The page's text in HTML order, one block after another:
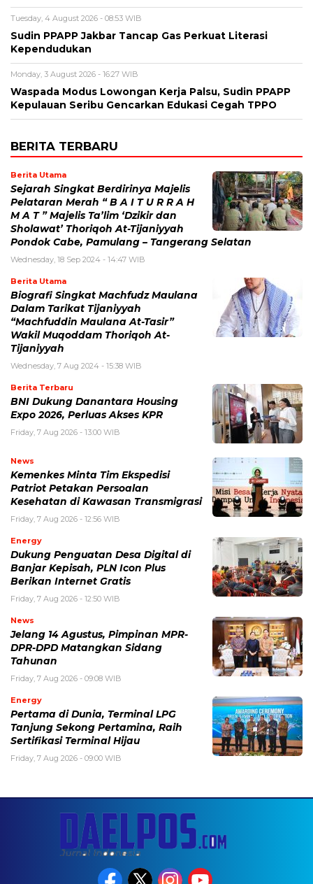
Tuesday, 4 August 2026 - 08:53 WIB
Sudin PPAPP Jakbar Tancap Gas Perkuat Literasi
Kependudukan
Monday, 3 August 2026 - 16:27 WIB
Waspada Modus Lowongan Kerja Palsu, Sudin PPAPP
Kepulauan Seribu Gencarkan Edukasi Cegah TPPO
BERITA TERBARU
Berita Utama
Sejarah Singkat Berdirinya Majelis
Pelataran Merah “ B A I T U R R A H
M A T ” Majelis Ta’lim ‘Dzikir dan
Sholawat’ Thoriqoh At-Tijaniyyah
Pondok Cabe, Pamulang – Tangerang Selatan
Wednesday, 18 Sep 2024 - 14:47 WIB
Berita Utama
Biografi Singkat Machfudz Maulana
Dalam Tarikat Tijaniyyah
“Machfuddin Maulana At-Tasir”
Wakil Muqoddam Thoriqoh At-
Tijaniyyah
Wednesday, 7 Aug 2024 - 15:38 WIB
Berita Terbaru
BNI Dukung Danantara Housing
Expo 2026, Perluas Akses KPR
Friday, 7 Aug 2026 - 13:00 WIB
News
Kemenkes Minta Tim Ekspedisi
Patriot Petakan Persoalan
Kesehatan di Kawasan Transmigrasi
Friday, 7 Aug 2026 - 12:56 WIB
Energy
Dukung Penguatan Desa Digital di
Banjar Kepisah, PLN Icon Plus
Berikan Internet Gratis
Friday, 7 Aug 2026 - 12:50 WIB
News
Jelang 14 Agustus, Pimpinan MPR-
DPR-DPD Matangkan Sidang
Tahunan
Friday, 7 Aug 2026 - 09:08 WIB
Energy
Pertama di Dunia, Terminal LPG
Tanjung Sekong Pertamina, Raih
Sertifikasi Terminal Hijau
Friday, 7 Aug 2026 - 09:00 WIB